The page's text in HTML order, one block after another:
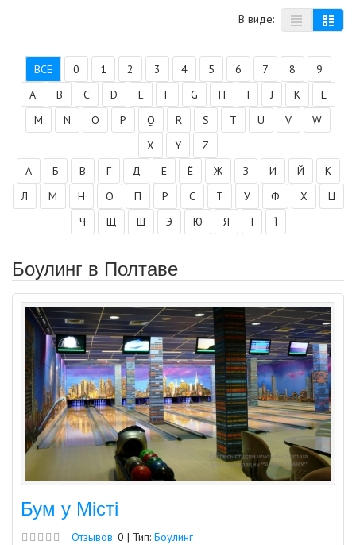
В виде:
ВСЕ 0 1 2 3 4 5 6 7 8
9
A
B C D E F G H I J K
L
M
N O P Q R S T U V
W
X
Y
Z
А
Б В Г Д Е Ё Ж З И Й
К
Л
М Н О П Р С Т У Ф Х
Ц
Ч
Щ Ш Э Ю Я І Ї
Боулинг в Полтаве
Бум у Місті
Отзывов: 0 | Тип: Боулинг